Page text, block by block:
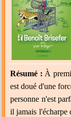
Résumé : À
est doué d'une
personne n'est
il jamais l'écharpe